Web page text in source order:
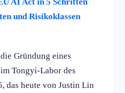
und Risikoklassen
Gründung eines
Tongyi-Labor des
das heute von Justin Lin